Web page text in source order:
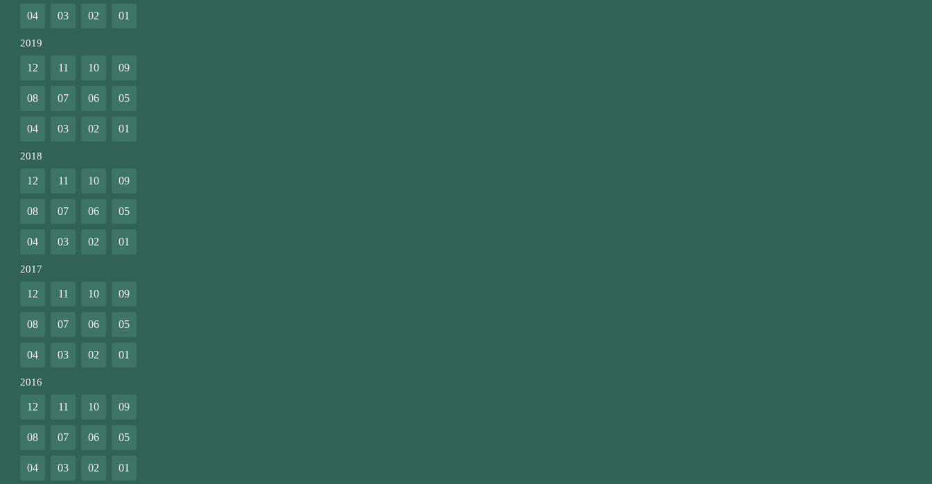
04 03 02 01
2019
12 11 10 09
08 07 06 05
04 03 02 01
2018
12 11 10 09
08 07 06 05
04 03 02 01
2017
12 11 10 09
08 07 06 05
04 03 02 01
2016
12 11 10 09
08 07 06 05
04 03 02 01